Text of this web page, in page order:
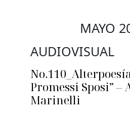
MAYO
AUDIOVISUAL
Promessi Sposi” –
Marinelli